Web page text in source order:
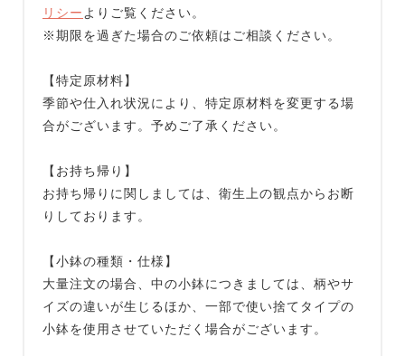
リシー よりご覧ください。
※期限を過ぎた場合のご依頼はご相談ください。
【特定原材料】
季節や仕入れ状況により、特定原材料を変更する場
合がございます。予めご了承ください。
【お持ち帰り】
お持ち帰りに関しましては、衛生上の観点からお断
りしております。
【小鉢の種類・仕様】
大量注文の場合、中の小鉢につきましては、柄やサ
イズの違いが生じるほか、一部で使い捨てタイプの
小鉢を使用させていただく場合がございます。